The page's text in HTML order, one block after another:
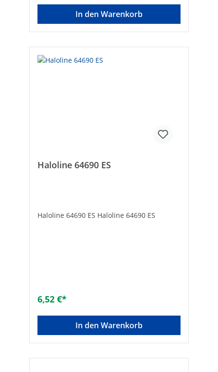
In den Warenkorb
Haloline 64690 ES
Haloline 64690 ES Haloline 64690 ES
6,52 €*
In den Warenkorb